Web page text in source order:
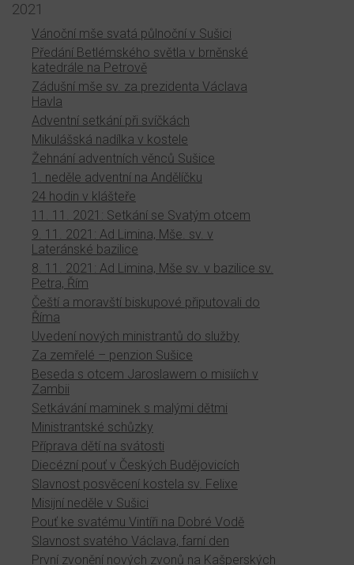
2021
Vánoční mše svatá půlnoční v Sušici
Předání Betlémského světla v brněnské
katedrále na Petrově
Zádušní mše sv. za prezidenta Václava
Havla
Adventní setkání při svíčkách
Mikulášská nadílka v kostele
Žehnání adventních věnců Sušice
1. neděle adventní na Andělíčku
24 hodin v klášteře
11. 11. 2021: Setkání se Svatým otcem
9. 11. 2021: Ad Limina, Mše. sv. v
Lateránské bazilice
8. 11. 2021: Ad Limina, Mše sv. v bazilice sv.
Petra, Řím
Čeští a moravští biskupové připutovali do
Říma
Uvedení nových ministrantů do služby
Za zemřelé – penzion Sušice
Beseda s otcem Jaroslawem o misiích v
Zambii
Setkávání maminek s malými dětmi
Ministrantské schůzky
Příprava dětí na svátosti
Diecézní pouť v Českých Budějovicích
Slavnost posvěcení kostela sv. Felixe
Misijní neděle v Sušici
Pouť ke svatému Vintíři na Dobré Vodě
Slavnost svatého Václava, farní den
První zvonění nových zvonů na Kašperských